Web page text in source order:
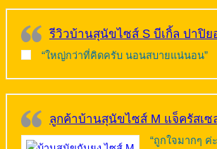
รีวิวบ้านสุนัขไซส์ S บีเกิ้ล ปาปิย
“ใหญ่กว่าที่คิดครับ นอนสบายแน่นอน”
ลูกค้าบ้านสุนัขไซส์ M แจ็ครัสเซ
“ถูกใจมากๆ ค่